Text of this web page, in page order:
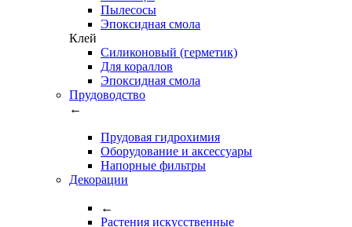
Пылесосы
Эпоксидная смола
Клей
Силиконовый (герметик)
Для кораллов
Эпоксидная смола
Прудоводство
←
Прудовая гидрохимия
Оборудование и аксессуары
Напорные фильтры
Декорации
←
Растения искусственные